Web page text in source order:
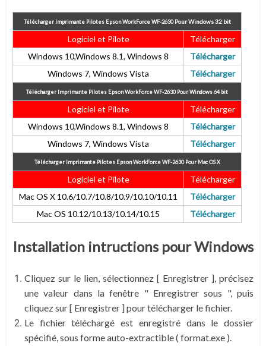
Télécharger Imprimante Pilotes Epson WorkForce WF-2630PourWindows 32 bit
Logiciel et Pilote
Télécharger
Windows 10,Windows 8.1, Windows 8
Télécharger
Windows 7, Windows Vista
Télécharger
Télécharger Imprimante Pilotes Epson WorkForce WF-2630 Pour Windows 64 bit
Logiciel et Pilote
Télécharger
Windows 10,Windows 8.1, Windows 8
Télécharger
Windows 7, Windows Vista
Télécharger
Télécharger Imprimante Pilotes Epson WorkForce WF-2630 Pour Mac OS X
Logiciel et Pilote
Télécharger
Mac OS X 10.6/10.7/10.8/10.9/10.10/10.11
Télécharger
Mac OS 10.12/10.13/10.14/10.15
Télécharger
Installation intructions pour Windows
Cliquez sur le lien, sélectionnez [ Enregistrer ], précisez
une valeur dans la fenêtre " Enregistrer sous ", puis
cliquez sur [ Enregistrer ] pour télécharger le fichier.
Le fichier téléchargé est enregistré dans le dossier
spécifié, sous forme auto-extractible ( format.exe ).